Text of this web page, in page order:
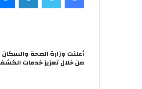
أعلنت وزارة الصحة
من خلال تعزيز خدمات الكشف